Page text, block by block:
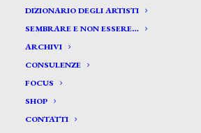
DIZIONARIO DEGLI ARTISTI
SEMBRARE E NON ESSERE…
ARCHIVI
CONSULENZE
FOCUS
SHOP
CONTATTI
Depretis Giovanni